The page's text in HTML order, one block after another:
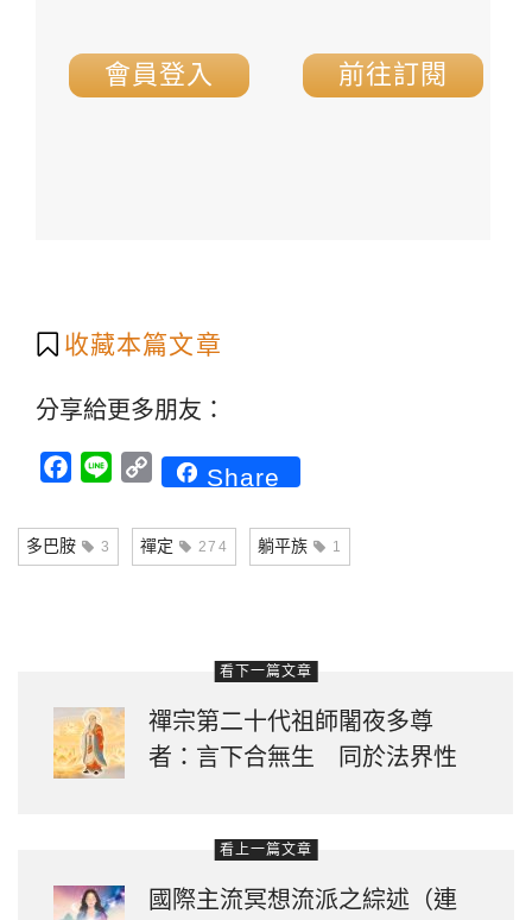
會員登入 前往訂閱
收藏本篇文章
分享給更多朋友：
Facebook
Line CopyShare
多巴胺 3 禪定 274 躺平族 1
看下一篇文章
禪宗第二十代祖師闍夜多尊
者：言下合無生 同於法界性
看上一篇文章
國際主流冥想流派之綜述（連